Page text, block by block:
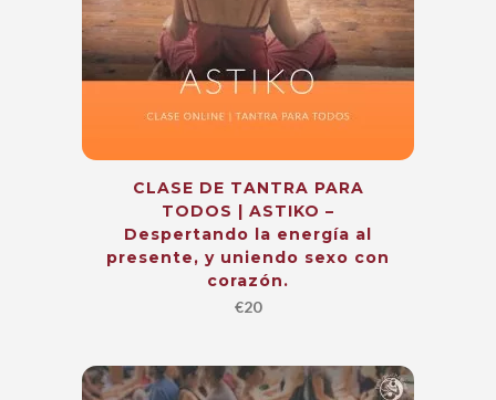
CLASE DE TANTRA PARA
TODOS | ASTIKO –
Despertando la energía al
presente, y uniendo sexo con
corazón.
€20